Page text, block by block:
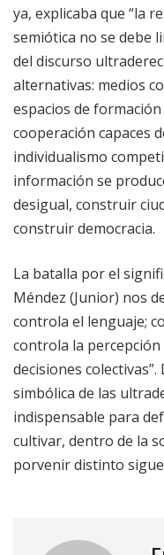
ya, explicaba que “la
semiótica no se debe
del discurso
alternativas: medios
espacios de
cooperación capaces
individualismo
información se
desigual, construir
construir democracia.
La batalla por el
Méndez (Junior) nos
controla el lenguaje;
controla la
decisiones
simbólica de las
indispensable para
cultivar, dentro de la
porvenir distinto